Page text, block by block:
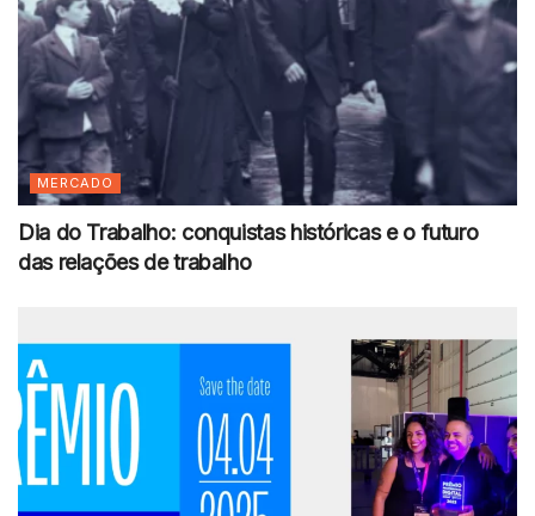
MERCADO
Dia do Trabalho: conquistas históricas e o futuro
das relações de trabalho